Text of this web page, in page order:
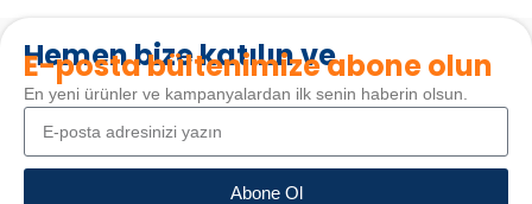
Hemen bize katılın ve
E-posta bültenimize abone olun
En yeni ürünler ve kampanyalardan ilk senin haberin olsun.
Abone Ol